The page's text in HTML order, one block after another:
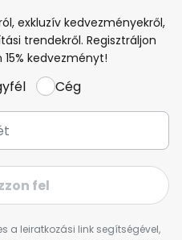
exkluzív kedvezményekről,
trendekről. Regisztráljon
kedvezményt!
Cég
fel
a leiratkozási link segítségével,